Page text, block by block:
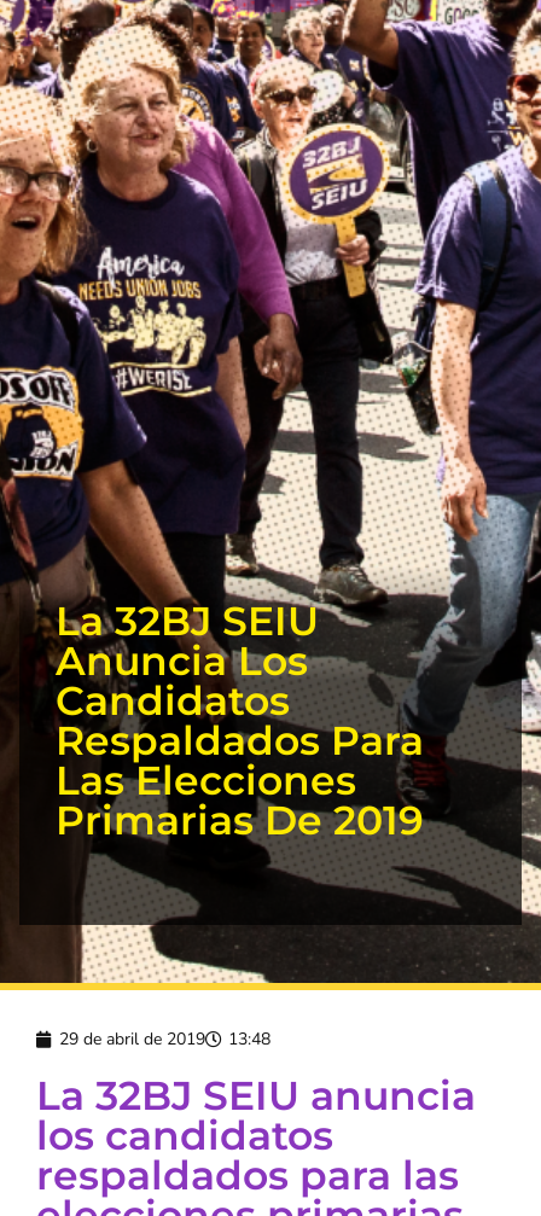
La 32BJ SEIU
Anuncia Los
Candidatos
Respaldados Para
Las Elecciones
Primarias De 2019
29 de abril de 2019 13:48
La 32BJ SEIU anuncia
los candidatos
respaldados para las